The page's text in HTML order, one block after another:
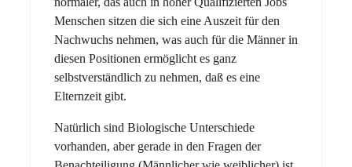
Menschen sitzen die sich eine Auszeit für den
Nachwuchs nehmen, was auch für die Männer in
diesen Positionen ermöglicht es ganz
selbstverständlich zu nehmen, daß es eine
Elternzeit gibt.
Natürlich sind Biologische Unterschiede
vorhanden, aber gerade in den Fragen der